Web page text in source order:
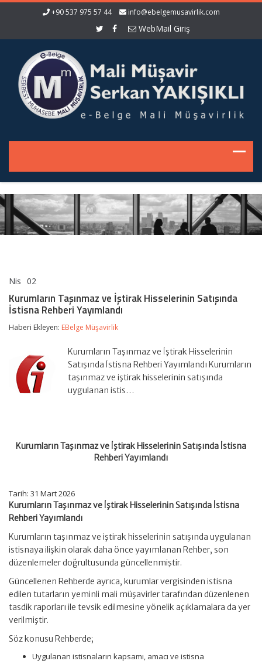
+90 537 975 57 44 info@ebelgemusavirlik.com
WebMail Giriş
Nis 02
ve
İştirak
Satışında
Rehberi
Yayımlandı
Kurumların Taşınmaz ve İştirak Hisselerinin Satışında
İstisna Rehberi Yayımlandı
Haberi Ekleyen: EBelge Müşavirlik
Kurumların Taşınmaz ve İştirak Hisselerinin
Satışında İstisna Rehberi Yayımlandı Kurumların
taşınmaz ve iştirak hisselerinin satışında
uygulanan istis…
Kurumların Taşınmaz ve İştirak Hisselerinin Satışında İstisna
Rehberi Yayımlandı
Tarih: 31 Mart 2026
Kurumların Taşınmaz ve İştirak Hisselerinin Satışında İstisna
Rehberi Yayımlandı
Kurumların taşınmaz ve iştirak hisselerinin satışında uygulanan
istisnaya ilişkin olarak daha önce yayımlanan Rehber, son
düzenlemeler doğrultusunda güncellenmiştir.
Güncellenen Rehberde ayrıca, kurumlar vergisinden istisna
edilen tutarların yeminli mali müşavirler tarafından düzenlenen
tasdik raporları ile tevsik edilmesine yönelik açıklamalara da yer
verilmiştir.
Söz konusu Rehberde;
Uygulanan istisnaların kapsamı, amacı ve istisna